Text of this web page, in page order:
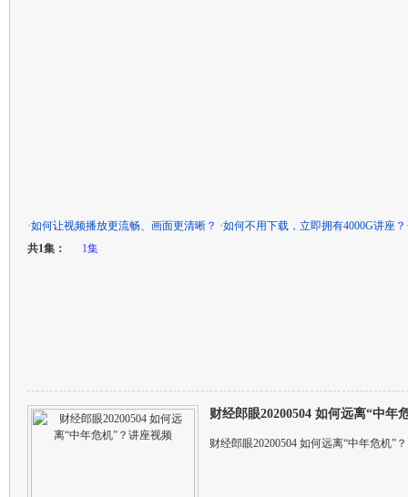
·如何让视频播放更流畅、画面更清晰？ ·如何不用下载，立即拥有4000G讲座？
共1集：
1集
财经郎眼20200504 如何远离“中年
财经郎眼20200504 如何远离“中年危机”？